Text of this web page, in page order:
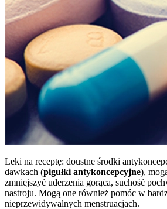
Leki na receptę: doustne środki
dawkach (pigułki antykoncepcyjne),
zmniejszyć uderzenia gorąca, suchość
nastroju. Mogą one również pomóc w
nieprzewidywalnych menstruacjach.